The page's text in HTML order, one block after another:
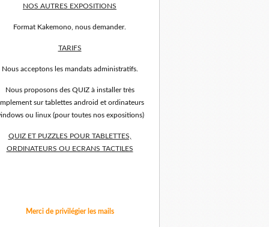
NOS AUTRES EXPOSITIONS
Format Kakemono, nous demander.
TARIFS
Nous acceptons les mandats administratifs.
Nous proposons des QUIZ à installer très
sur tablettes android et ordinateurs
ou linux (pour toutes nos expositions)
QUIZ ET PUZZLES POUR TABLETTES,
ORDINATEURS OU ECRANS TACTILES
Merci de privilégier les mails